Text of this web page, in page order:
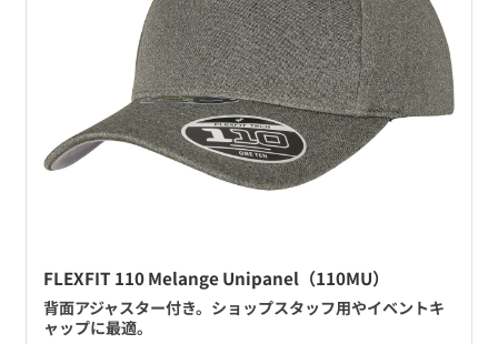
FLEXFIT 110 Melange Unipanel（110MU）
背面アジャスター付き。ショップスタッフ用やイベントキ
ャップに最適。